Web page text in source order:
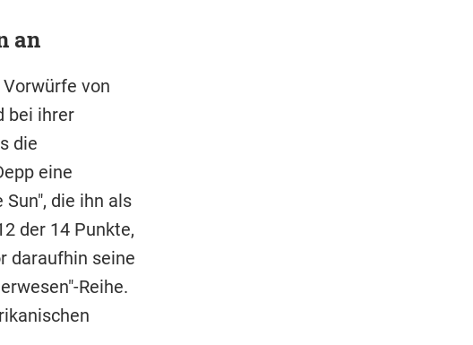
an
von
bei ihrer
die
eine
die ihn als
der 14 Punkte,
daraufhin seine
Reihe.